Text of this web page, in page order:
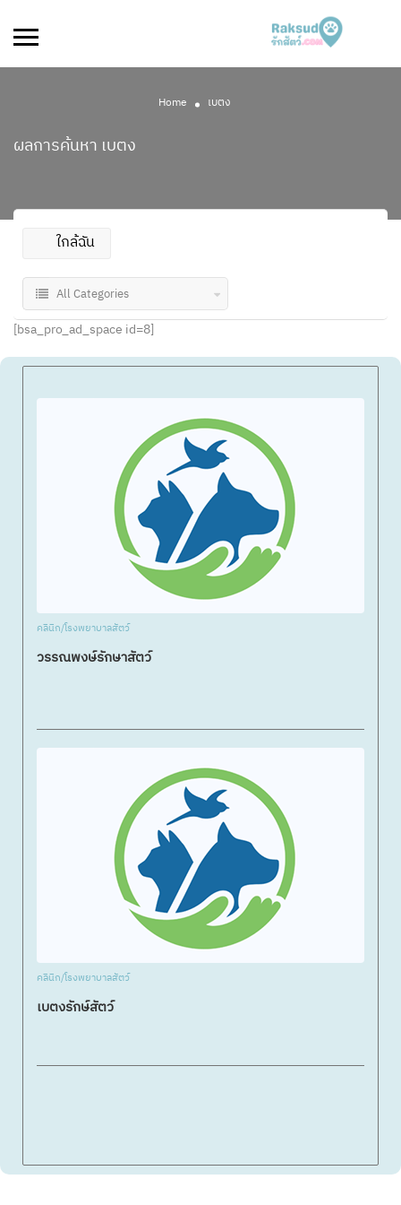
Home เบตง
ผลการค้นหา เบตง
ใกล้ฉัน
All Categories
[bsa_pro_ad_space id=8]
คลินิก/โรงพยาบาลสัตว์
วรรณพงษ์รักษาสัตว์
คลินิก/โรงพยาบาลสัตว์
เบตงรักษ์สัตว์